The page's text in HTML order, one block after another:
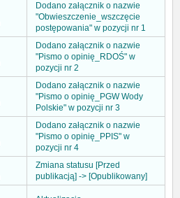
Dodano załącznik o nazwie
"Obwieszczenie_wszczęcie
postępowania" w pozycji nr 1
Dodano załącznik o nazwie
"Pismo o opinię_RDOŚ" w
pozycji nr 2
Dodano załącznik o nazwie
"Pismo o opinię_PGW Wody
Polskie" w pozycji nr 3
Dodano załącznik o nazwie
"Pismo o opinię_PPIS" w
pozycji nr 4
Zmiana statusu [Przed
publikacją] -> [Opublikowany]